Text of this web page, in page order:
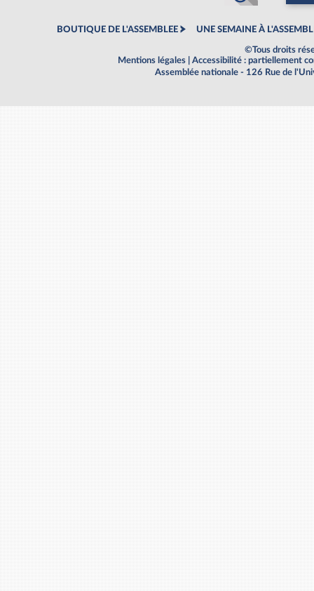
BOUTIQUE DE L'ASSEMBLEE UNE SEMAINE À
©Tous droits
Mentions légales
Accessibilité : partiellement
Assemblée nationale - 126 Rue de